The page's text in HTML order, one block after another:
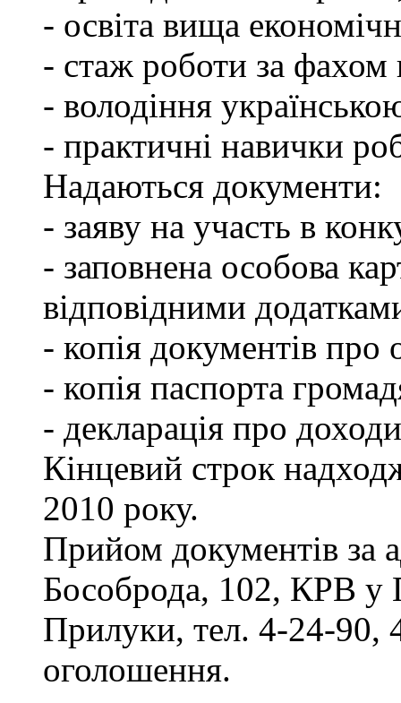
- освіта вища
- стаж роботи за
- володіння
- практичні навички
Надаються документи:
- заяву на участь в
- заповнена особова
відповідними
- копія документів про
- копія паспорта
- декларація про
Кінцевий строк
2010 року.
Прийом документів за
Бособрода, 102, КРВ у
Прилуки, тел. 4-24-90,
оголошення.